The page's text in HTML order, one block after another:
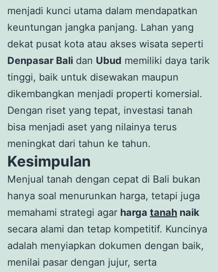
menjadi kunci utama dalam mendapatkan
keuntungan jangka panjang. Lahan yang
dekat pusat kota atau akses wisata seperti
Denpasar Bali dan Ubud memiliki daya tarik
tinggi, baik untuk disewakan maupun
dikembangkan menjadi properti komersial.
Dengan riset yang tepat, investasi tanah
bisa menjadi aset yang nilainya terus
meningkat dari tahun ke tahun.
Kesimpulan
Menjual tanah dengan cepat di Bali bukan
hanya soal menurunkan harga, tetapi juga
memahami strategi agar harga tanah naik
secara alami dan tetap kompetitif. Kuncinya
adalah menyiapkan dokumen dengan baik,
menilai pasar dengan jujur, serta